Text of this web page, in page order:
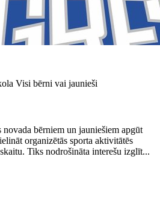
Visi bērni vai jaunieši
bērniem un jauniešiem apgūt
organizētās sporta aktivitātēs
Tiks nodrošināta interešu izglīt...